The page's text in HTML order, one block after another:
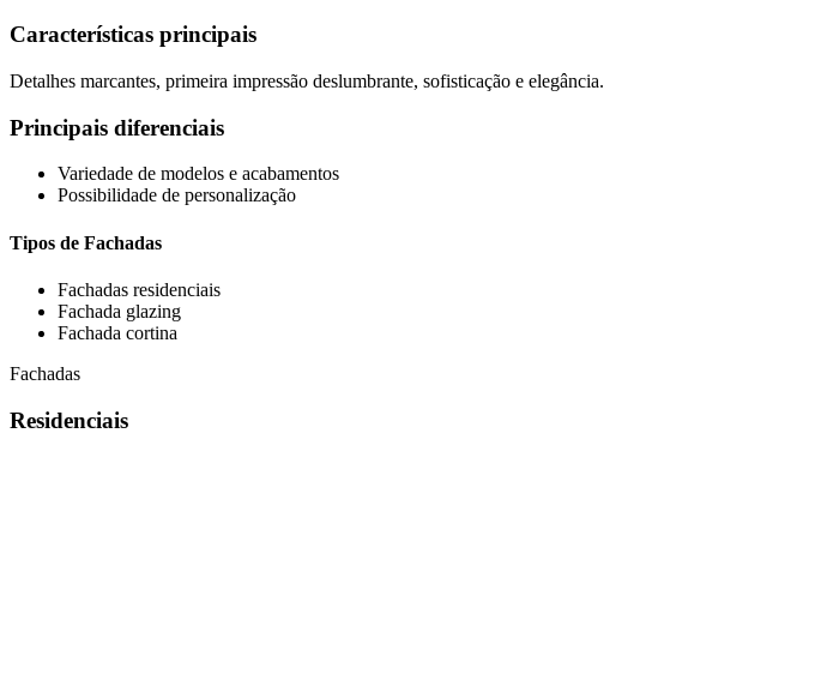
Características principais
Detalhes marcantes, primeira impressão deslumbrante, sofisticação e elegância.
Principais diferenciais
Variedade de modelos e acabamentos
Possibilidade de personalização
Tipos de Fachadas
Fachadas residenciais
Fachada glazing
Fachada cortina
Fachadas
Residenciais